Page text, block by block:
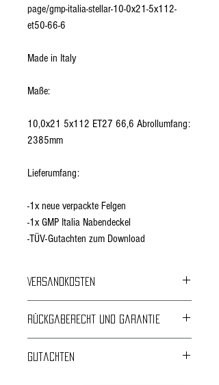
page/gmp-italia-stellar-10-0x21-5x112-
et50-66-6
Made in Italy
Maße:
10,0x21 5x112 ET27 66,6 Abrollumfang:
2385mm
Lieferumfang:
-1x neue verpackte Felgen
-1x GMP Italia Nabendeckel
-TÜV-Gutachten zum Download
Versandkosten
Rückgaberecht und Garantie
Gutachten